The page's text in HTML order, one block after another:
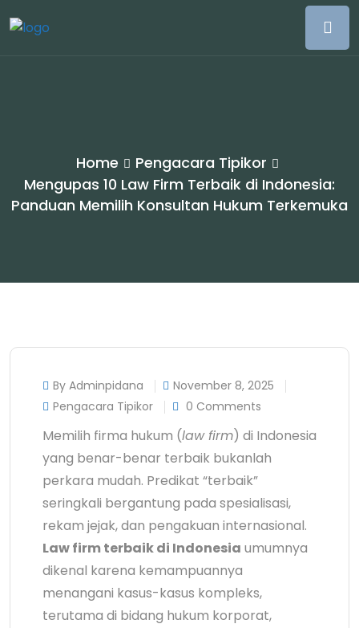
Home
Pengacara Tipikor
Mengupas 10 Law Firm Terbaik di Indonesia:
Panduan Memilih Konsultan Hukum Terkemuka
By Adminpidana
November 8, 2025
Pengacara Tipikor
0 Comments
Memilih firma hukum (law firm) di Indonesia
yang benar-benar terbaik bukanlah
perkara mudah. Predikat “terbaik”
seringkali bergantung pada spesialisasi,
rekam jejak, dan pengakuan internasional.
Law firm terbaik di Indonesia umumnya
dikenal karena kemampuannya
menangani kasus-kasus kompleks,
terutama di bidang hukum korporat,